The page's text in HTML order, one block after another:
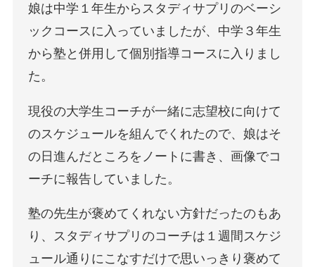
娘は中学１年生からスタディサプリのベーシ
ックコースに入っていましたが、中学３年生
から塾と併用して個別指導コースに入りまし
た。
現役の大学生コーチが一緒に志望校に向けて
のスケジュールを組んでくれたので、娘はそ
の日進んだところをノートに書き、画像でコ
ーチに報告していました。
塾の先生が褒めてくれない方針だったのもあ
り、スタディサプリのコーチは１週間スケジ
ュール通りにこなすだけで思いっきり褒めて